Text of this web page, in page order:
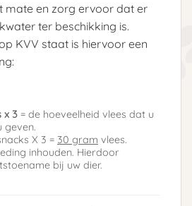
mate en zorg ervoor dat er
ter beschikking is.
KVV staat is hiervoor een
x 3 = de hoeveelheid vlees dat u
geven.
X 3 = 30 gram vlees.
inhouden. Hierdoor
bij uw dier.